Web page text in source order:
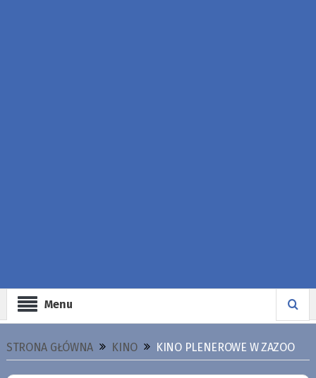
Menu
STRONA GŁÓWNA KINO KINO PLENEROWE W ZAZOO